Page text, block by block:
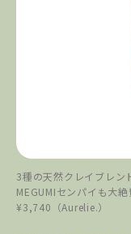
3種の天然クレイブレン
MEGUMIセンパイも大
¥3,740（Aurelie.）